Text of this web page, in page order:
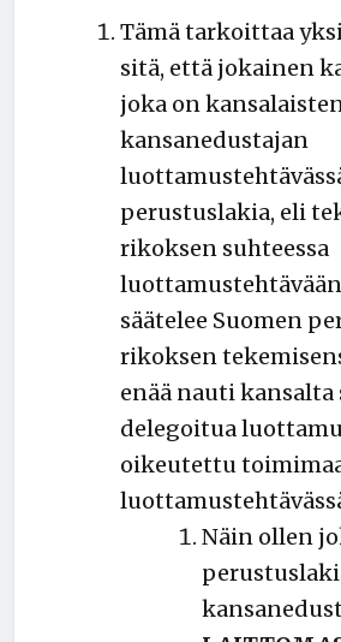
Tämä tarkoittaa
sitä, että jokainen
joka on
kansanedustajan
perustuslakia, eli
rikoksen suhteessa
säätelee Suomen
rikoksen
enää nauti kansalta
delegoitua
oikeutettu
Näin ollen